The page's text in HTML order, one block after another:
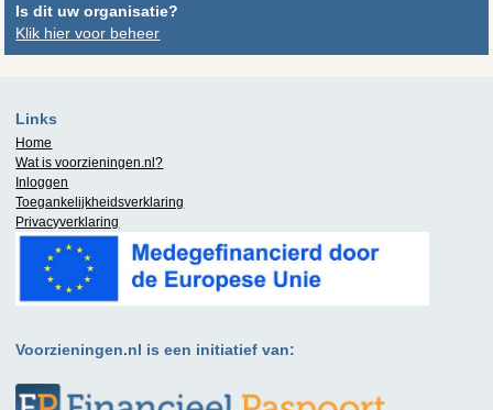
Is dit uw organisatie?
Klik hier voor beheer
Links
Home
Wat is voorzieningen.nl?
Inloggen
Toegankelijkheidsverklaring
Privacyverklaring
Voorzieningen.nl is een initiatief van: